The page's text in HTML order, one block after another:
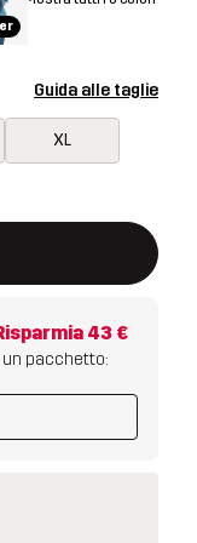
Guida alle taglie
XL
nuovo articolo nel
43 €
pacchetto: